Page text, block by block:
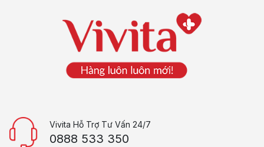
Vivita Hỗ Trợ Tư Vấn 24/7
0888 533 350